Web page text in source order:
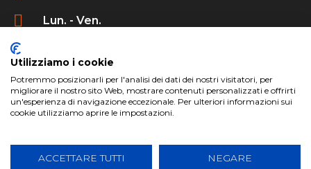
Lun. - Ven.
Creative Agency | All Rights Reserved.
Utilizziamo i cookie
Potremmo posizionarli per l'analisi dei dati dei nostri visitatori, per
migliorare il nostro sito Web, mostrare contenuti personalizzati e offrirti
un'esperienza di navigazione eccezionale. Per ulteriori informazioni sui
cookie utilizziamo aprire le impostazioni.
ACCETTARE TUTTI NEGARE